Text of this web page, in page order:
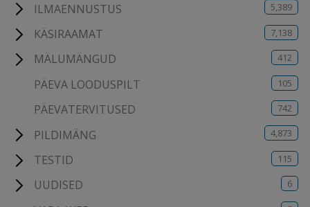
ILMAENNUSTUS 5,389
KÄSIRAAMAT 7,138
MÄLUMÄNGUD 412
PÄEVA LOODUSPILT 105
PÄEVATERVITUSED 742
PILDIMÄNG 4,873
TESTID 115
UUDISED 6